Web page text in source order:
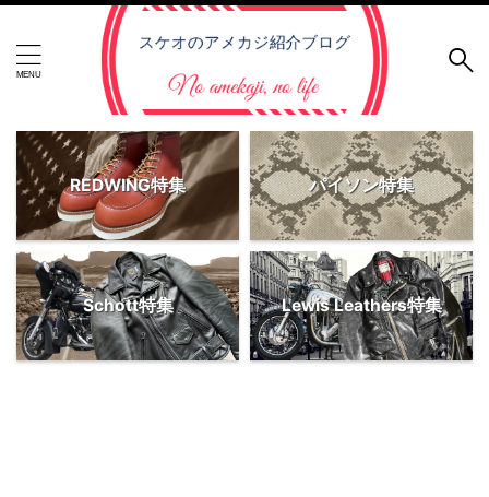
REDWING特集 パイソン特集
Schott特集 Lewis Leathers特集